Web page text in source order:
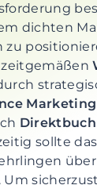
dichten
zeitgemäßen
sollte